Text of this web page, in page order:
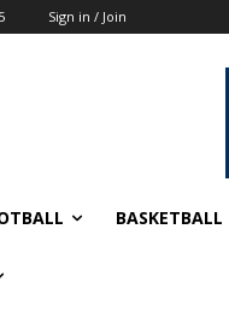
Sign in / Join
BASKETBALL